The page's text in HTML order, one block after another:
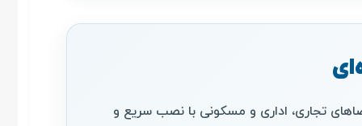
تجاری، اداری و مسکونی با نصب سریع و